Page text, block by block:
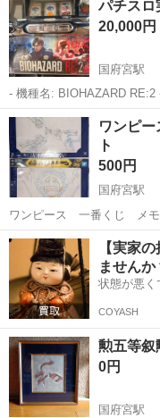
】 ————————...
パチス
20,000円
国府宮駅
- 機種名: BIOHAZARD
チスロ実機 ご覧いただきありがとうございます。 他にも出品してます
愛知 稲沢市 国府宮駅
ワンピ
ト
500円
国府宮駅
ワンピース 一番くじ メ
開封品ですが、傷み色褪せ
をお求めになられる方はご
ます。
愛知 稲沢市 国府宮
【実家
ませんか
状態が悪く
COYASH
勲五等叙
0円
国府宮駅